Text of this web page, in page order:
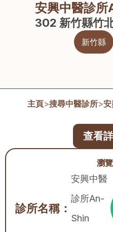
安興中醫診
302 新竹縣竹
新竹縣
主頁>搜尋中醫診所>
瀏
診所名稱：
安興中醫
診所An-
Shin
查看